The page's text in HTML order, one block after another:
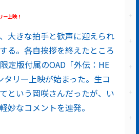
ー上映！
大きな拍手と歓声に迎えられ
る。各自挨拶を終えたところ
定版付属のOAD「外伝：HE
リー上映が始まった。生コ
という岡咲さんだったが、い
妙なコメントを連発。